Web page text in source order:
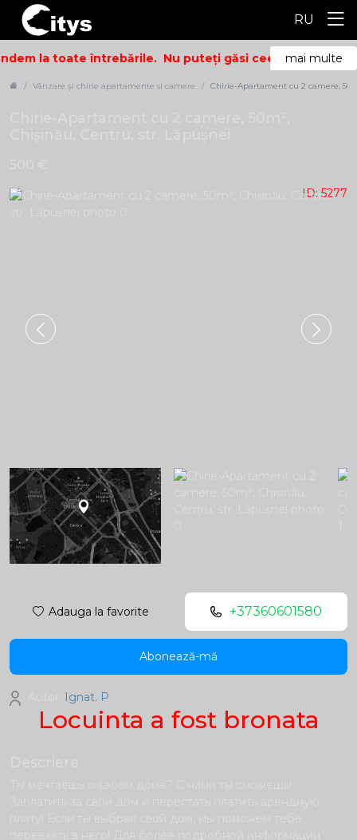
RU
la toate întrebările. Nu puteți găsi ceea ce căutați?
mai multe
Vânzare și chirie apartamente si camere Chirie-Apartament cu 2 camere,
Locuinta a fost bronata
ID: 5277
Adauga la favorite +37360601580
Abonează-mă
Ignat. P